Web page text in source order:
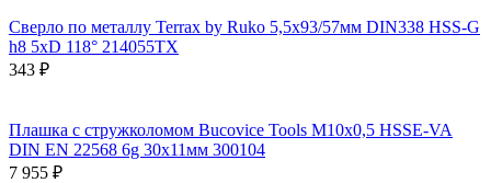
Сверло по металлу Terrax by Ruko 5,5x93/57мм DIN338 HSS-G
h8 5xD 118° 214055TX
343 ₽
Плашка с стружколомом Bucovice Tools М10х0,5 HSSE-VA
DIN EN 22568 6g 30х11мм 300104
7 955 ₽